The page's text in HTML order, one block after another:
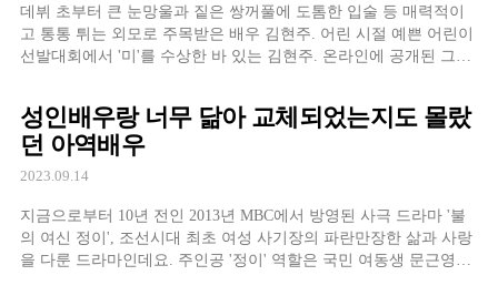
데뷔 초부터 큰 눈망울과 짙은 쌍꺼풀에 도톰한 입술 등 매력적이
고 통통 튀는 외모로 주목받은 배우 김현주. 어린 시절 예쁜 어린이
선발대회에서 '미'를 수상한 바 있는 김현주. 온라인에 공개된 그녀
성인배우랑 너무 닮아 교체되었는지도 몰랐
던 아역배우
2023.09.14
지금으로부터 10년 전인 2013년 MBC에서 방영된 사극 드라마 '불
의 여신 정이', 조선시대 최초 여성 사기장의 파란만장한 삶과 사랑
을 다룬 드라마인데요. 주인공 '정이' 역할은 국민 여동생 문근영이,